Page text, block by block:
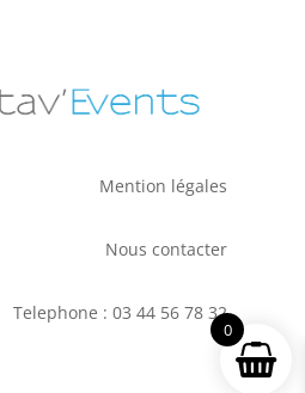
Mention légales
Nous contacter
Telephone : 03 44 56 78 32
0